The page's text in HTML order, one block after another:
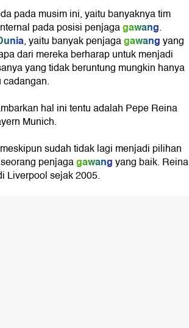
pada musim ini, yaitu banyaknya tim
pada posisi penjagagawang.
, yaitu banyak penjagagawangyang
dari mereka berharap untuk menjadi
yang tidak beruntung mungkin hanya
hal ini tentu adalah Pepe Reina
Munich.
sudah tidak lagi menjadi pilihan
penjagagawangyang baik. Reina
Liverpool sejak 2005.